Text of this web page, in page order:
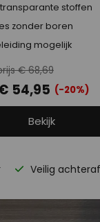
stoffen
zonder boren
mogelijk
€ 68,69
54,95 (-20%)
Bekijk
Veilig